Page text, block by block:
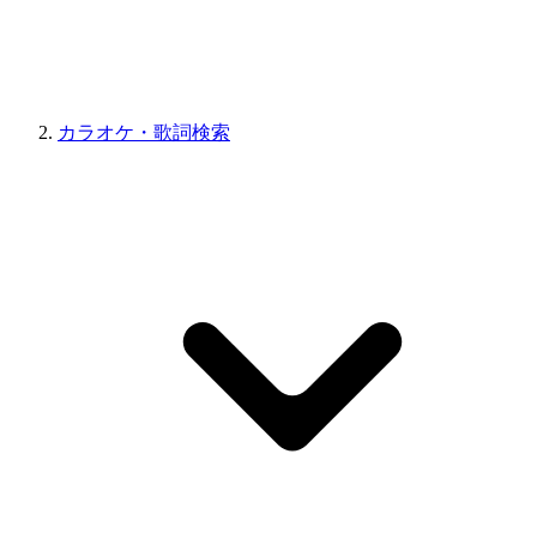
カラオケ・歌詞検索